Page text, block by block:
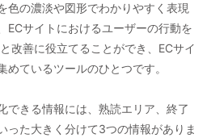
色の濃淡や図形でわかりやすく表現
ECサイトにおけるユーザーの行動を
改善に役立てることができ、ECサイ
めているツールのひとつです。
できる情報には、熟読エリア、終了
った大きく分けて3つの情報がありま